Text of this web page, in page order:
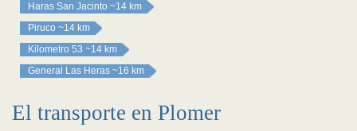
Haras San Jacinto ~14 km
Piruco ~14 km
Kilometro 53 ~14 km
General Las Heras ~16 km
El transporte en Plomer